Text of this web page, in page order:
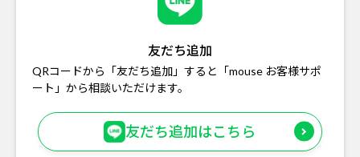
友だち追加
QRコードから「友だち追加」すると「mouse お客様サポ
ート」から相談いただけます。
友だち追加はこちら